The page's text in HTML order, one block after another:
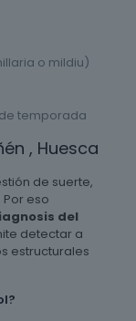
o mildiu)
temporada
, Huesca
de suerte,
eso
del
detectar a
estructurales